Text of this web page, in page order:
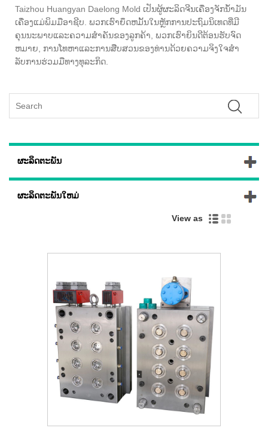
Taizhou Huangyan Daelong Mold ເປັນຜູ້ຜະລິດຈີນເຄື່ອງຈັກນ້ໍາມັນ
ເຄື່ອງແມ່ພິມມືອາຊີບ. ພວກເຮົາຍຶດຫມັ້ນໃນຫຼັກການປະຖົມນິເທດທີ່ມີ
ຄຸນນະພາບແລະຄວາມສໍາຄັນຂອງລູກຄ້າ, ພວກເຮົາຍິນດີຕ້ອນຮັບຈົດ
ຫມາຍ, ການໂທຫາແລະການສືບສວນຂອງທ່ານດ້ວຍຄວາມຈິງໃຈສໍາ
ລັບການຮ່ວມມືທາງທຸລະກິດ.
ຜະລິດຕະພັນ
ຜະລິດຕະພັນໃຫມ່
View as